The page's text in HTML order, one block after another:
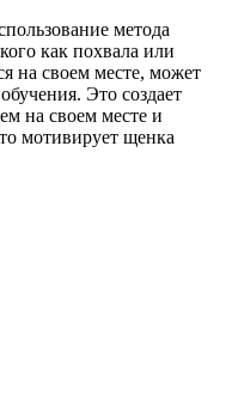
метода
как похвала или
на своем месте, может
Это создает
на своем месте и
мотивирует щенка